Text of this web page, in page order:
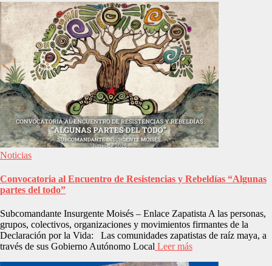
Noticias
Convocatoria al Encuentro de Resistencias y Rebeldías “Algunas
partes del todo”
Subcomandante Insurgente Moisés – Enlace Zapatista A las personas,
grupos, colectivos, organizaciones y movimientos firmantes de la
Declaración por la Vida: Las comunidades zapatistas de raíz maya, a
través de sus Gobierno Autónomo Local Leer más